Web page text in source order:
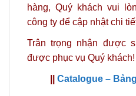
hàng, Quý khách vui
công ty để cập nhật chi
Trân trọng nhận được
được phục vụ Quý khách!
Catalogue –